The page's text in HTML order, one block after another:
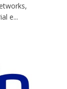
e...